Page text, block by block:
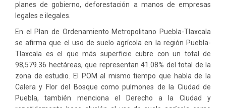
planes de gobierno, deforestación a manos de empresas
legales e ilegales.
En el Plan de Ordenamiento Metropolitano Puebla-Tlaxcala
se afirma que el uso de suelo agrícola en la región Puebla-
Tlaxcala es el que más superficie cubre con un total de
98,579.36 hectáreas, que representan 41.08% del total de la
zona de estudio. El POM al mismo tiempo que habla de la
Calera y Flor del Bosque como pulmones de la Ciudad de
Puebla, también menciona el Derecho a la Ciudad y